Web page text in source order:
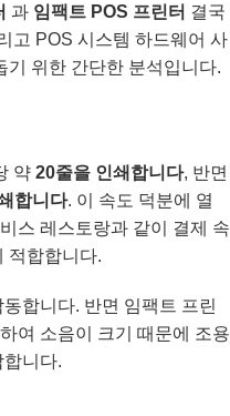
과 임팩트 POS 프린터 결국
고 POS 시스템 하드웨어 사
기 위한 간단한 분석입니다.
약 20줄을 인쇄합니다, 반면
합니다. 이 속도 덕분에 열
스 레스토랑과 같이 결제 속
적합합니다.
합니다. 반면 임팩트 프린
여 소음이 크기 때문에 조용
니다.